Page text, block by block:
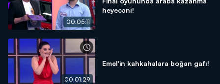
00:05:11
heyecanı!
00:01:29
Emel'in kahkahalara boğan gafı!